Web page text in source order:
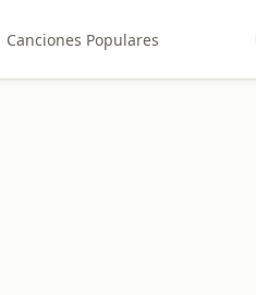
Canciones Populares